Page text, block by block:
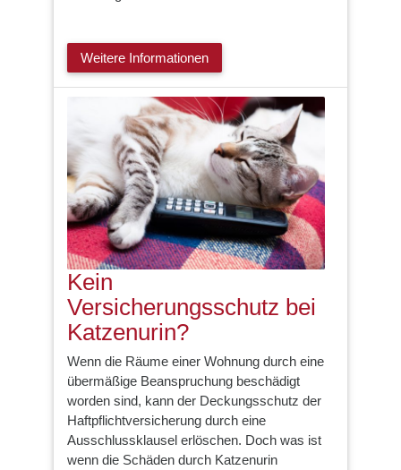
Weitere Informationen
Kein
Versicherungsschutz bei
Katzenurin?
Wenn die Räume einer Wohnung durch eine
übermäßige Beanspruchung beschädigt
worden sind, kann der Deckungsschutz der
Haftpflichtversicherung durch eine
Ausschlussklausel erlöschen. Doch was ist
wenn die Schäden durch Katzenurin